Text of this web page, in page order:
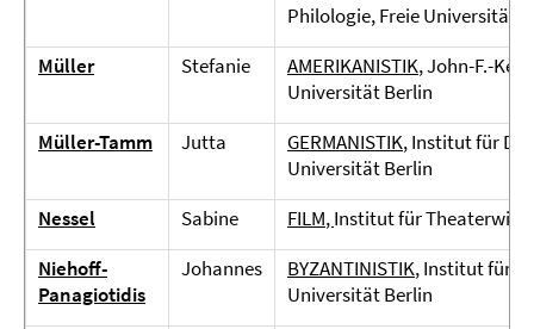
Philologie, Freie Universität
Müller
Stefanie AMERIKANISTIK, John-F.-
Universität Berlin
Müller-Tamm
Jutta GERMANISTIK, Institut für
Universität Berlin
Nessel
Sabine FILM,Institut für
Niehoff-
Panagiotidis
Johannes BYZANTINISTIK, Institut für
Universität Berlin